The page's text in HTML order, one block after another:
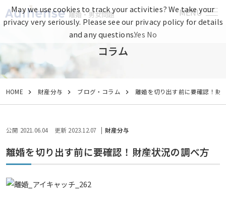
MENU
離婚・男女問題
コラム
HOME 財産分与 ブログ・コラム 離婚を切り出す前に要確認！財
公開 2021.06.04 更新 2023.12.07 財産分与
離婚を切り出す前に要確認！財産状況の調べ方
May we use cookies to track your activities? We take your
privacy very seriously. Please see our privacy policy for details
and any questions.Yes No